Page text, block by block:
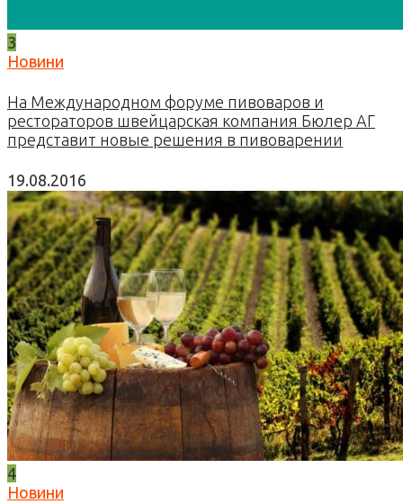
3
Новини
На Международном форуме пивоваров и
рестораторов швейцарская компания Бюлер АГ
представит новые решения в пивоварении
19.08.2016
4
Новини